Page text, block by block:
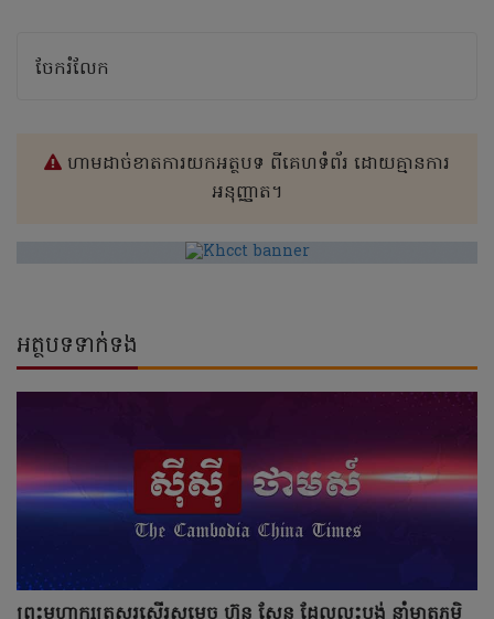
ចែករំលែក
ហាមដាច់ខាតការយកអត្ថបទ ពីគេហទំព័រ ដោយគ្មានការ
អនុញ្ញាត។
អត្ថបទទាក់ទង